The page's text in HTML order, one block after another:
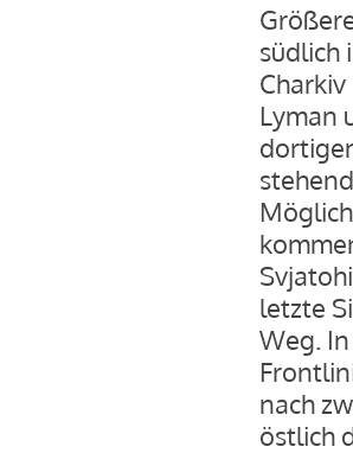
südlich
Lyman
letzte
Weg.
nach
östlich